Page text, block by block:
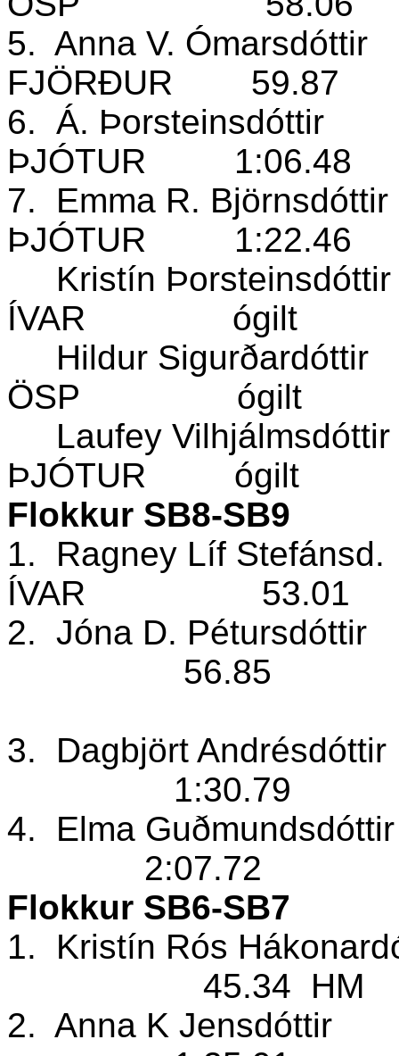
5. Anna V. Ómarsdóttir
FJÖRÐUR
59.87
6. Á. Þorsteinsdóttir
ÞJÓTUR
1:06.48
7.
Emma R. Björnsdóttir
ÞJÓTUR
1:22.46
Kristín
ÍVAR
ógilt
Hildur Sigurðardóttir
ÖSP
ógilt
Laufey Vilhjálmsdóttir
ÞJÓTUR
ógilt
Flokkur SB8-SB9
1.
Ragney Líf Stefánsd.
ÍVAR
53.01
2. Jóna D. Pétursdóttir
56.85
3.
Dagbjört Andrésdóttir
1:30.79
4.
Elma
2:07.72
Flokkur SB6-SB7
1.
Kristín Rós
45.34
HM
2. Anna K Jensdóttir